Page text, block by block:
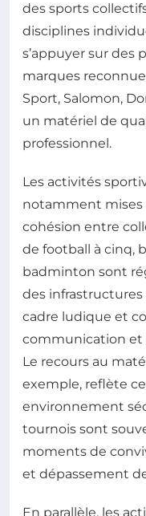
des sports
disciplines
s’appuyer sur des
marques
Sport, Salomon,
un matériel de
professionnel.
Les activités
notamment mises
cohésion entre
de football à cinq,
badminton sont
des
cadre ludique et
communication et
Le recours au
exemple, reflète
environnement
tournois sont
moments de
et dépassement
En parallèle, les